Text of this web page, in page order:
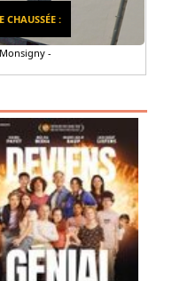
CHAUSSÉE :
-